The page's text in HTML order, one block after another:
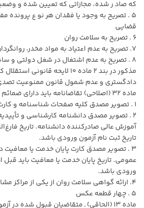
که صاد ر شده، مجازاتی که تعیین شده و
۵ . تصریح به وجود یا فقدان هر نو ع پرونده
قضایی
۶ . تصریح به سلامت روان
۷. تصریح به عدم اعتیاد به مواد مخدر، روانگردان و مسکر
۸ . تصریح به عدم اشتغال در شغل دولتی و
مذکور در بند ۲ ماده ۱۰ لایحه قانونی
دادگستری و عدم شمول قانون ممنوعیت
ماده ۳۲ (اصلاحی) تقاضانامه باید دارای ضمائم زیر باشد:
۱ . تصویر مصدق کلیه صفحات شناسنامه و کارت ملی
۲ . تصویر مصدق دانشنامه کارشناسی و
آموزش عالی صادرکننده دانشنامه. تاریخ
تاریخ ثبت نام آزمون ورودی باشد.
۳ . تصویر مصدق کارت پایان خدمت یا
عمومی. تاریخ پایان خدمت یا معافیت باید قبل
ورودی باشد.
۴. ارائه گواهی سلامت روان از یکی از مراکز مشاوره مورد تأیید کانون.
۵ . چهار قطعه عکس
ماده ۱۳ (الحاقی) ـ متقاضیان قبول شده در